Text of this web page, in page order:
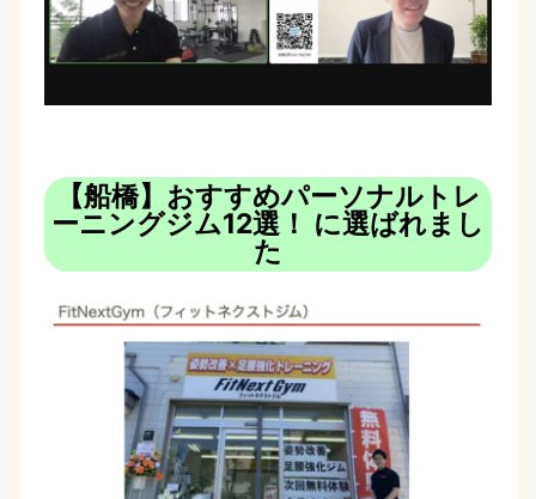
【船橋】おすすめパーソナルトレ
ーニングジム12選！ に選ばれまし
た